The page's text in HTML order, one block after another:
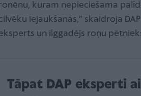
kuram nepieciešama
iejaukšanās,” skaidroja
un ilggadējs roņu
Tāpat DAP eksperti